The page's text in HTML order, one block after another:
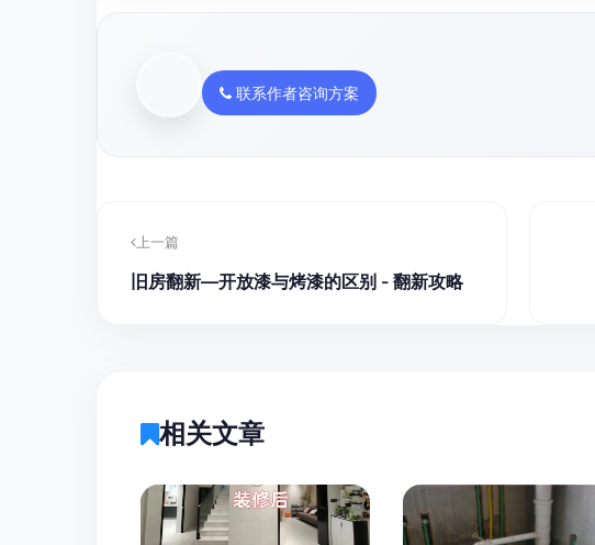
联系作者咨询方案
上一篇
旧房翻新—开放漆与烤漆的区别 - 翻新攻略
相关文章